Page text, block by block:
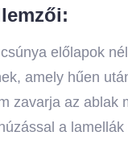
előlapok
amely hűen
zavarja az ablak
a